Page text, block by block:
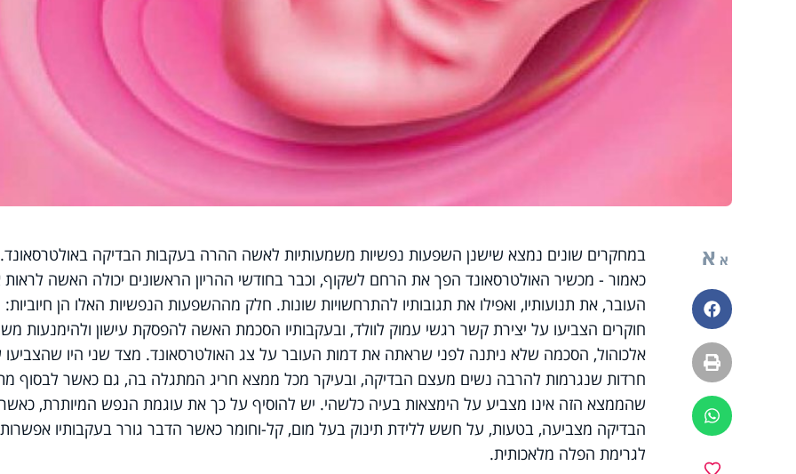
א א
פייסבוק
הדפסה
ווטסאפ
במחקרים שונים נמצא שישנן השפעות נפשיות משמעותיות לאשה ההרה בעקבות הבדיקה באולטרסאונד.
כאמור - מכשיר האולטרסאונד הפך את הרחם לשקוף, וכבר בחודשי ההריון הראשונים יכולה האשה
העובר, את תנועותיו, ואפילו את תגובותיו להתרחשויות שונות. חלק מההשפעות הנפשיות האלו הן חיוביות:
חוקרים הצביעו על יצירת קשר רגשי עמוק לוולד, ובעקבותיו הסכמת האשה להפסקת עישון ולהימנעות
אלכוהול, הסכמה שלא ניתנה לפני שראתה את דמות העובר על צג האולטרסאונד. מצד שני היו שהצביעו
חרדות שנגרמות להרבה נשים מעצם הבדיקה, ובעיקר מכל ממצא חריג המתגלה בה, גם כאשר לבסוף
שהממצא הזה אינו מצביע על הימצאות בעיה כלשהי. יש להוסיף על כך את עוגמת הנפש המיותרת, כאשר
הבדיקה מצביעה, בטעות, על חשש ללידת תינוק בעל מום, קל-וחומר כאשר הדבר גורר בעקבותיו אפשרות
לגרימת הפלה מלאכותית.